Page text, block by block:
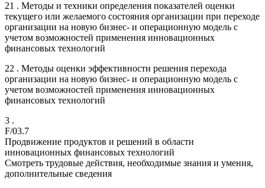
21 . Методы и техники определения показателей оценки
текущего или желаемого состояния организации при переходе
организации на новую бизнес- и операционную модель с
учетом возможностей применения инновационных
финансовых технологий
22 . Методы оценки эффективности решения перехода
организации на новую бизнес- и операционную модель с
учетом возможностей применения инновационных
финансовых технологий
3 .
F/03.7
Продвижение продуктов и решений в области
инновационных финансовых технологий
Смотреть трудовые действия, необходимые знания и умения,
дополнительные сведения